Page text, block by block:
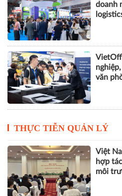
doanh
văn
THỰC TIỄN QUẢN LÝ
Việt
hợp
môi